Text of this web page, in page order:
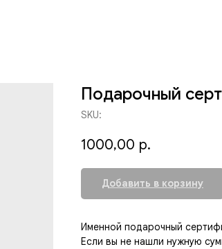
Подарочный
SKU:
1000,00 р.
Добавить в корзину
Именной подарочный
Если вы не нашли нужную